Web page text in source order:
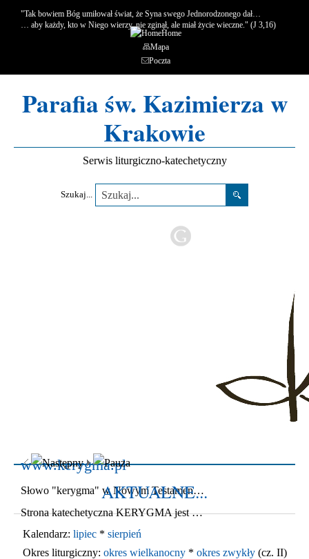
"Tak bowiem Bóg umiłował świat, że Syna swego Jednorodzonego dał…
… aby każdy, kto w Niego wierzy, nie zginął, ale miał życie wieczne." (J 3,16)
Home
Mapa
Poczta
Parafia św. Kazimierza w
Krakowie
Serwis liturgiczno-katechetyczny
Szukaj...
www.kerygma.pl
Słowo "kerygma" w Nowym Testamencie oznacza
Strona katechetyczna KERYGMA jest próbą włączenia środków informatyki w dzieło głoszenia Ewangelii, zwłaszcza w ramach szkolnej katechezy.
AKTUALNE...
Kalendarz: lipiec * sierpień
Okres liturgiczny: okres wielkanocny * okres zwykły (cz. II)